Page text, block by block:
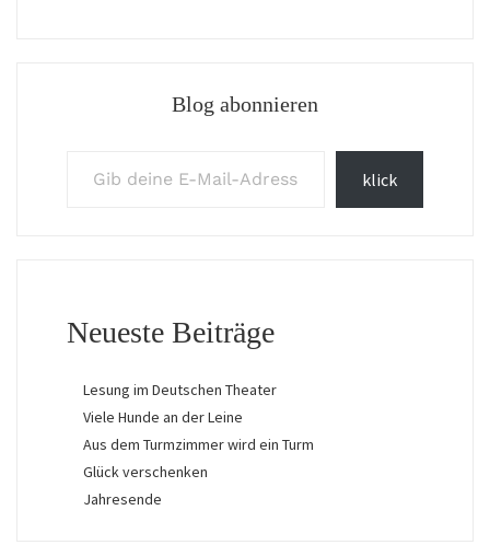
Blog abonnieren
klick
Neueste Beiträge
Lesung im Deutschen Theater
Viele Hunde an der Leine
Aus dem Turmzimmer wird ein Turm
Glück verschenken
Jahresende